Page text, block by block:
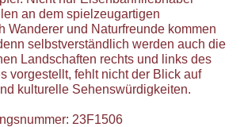
an dem spielzeugartigen
Wanderer und Naturfreunde kommen
selbstverständlich werden auch die
Landschaften rechts und links des
vorgestellt, fehlt nicht der Blick auf
kulturelle Sehenswürdigkeiten.
23F1506